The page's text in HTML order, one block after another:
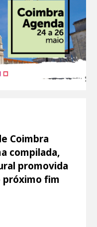
Coimbra
compilada,
promovida
próximo fim